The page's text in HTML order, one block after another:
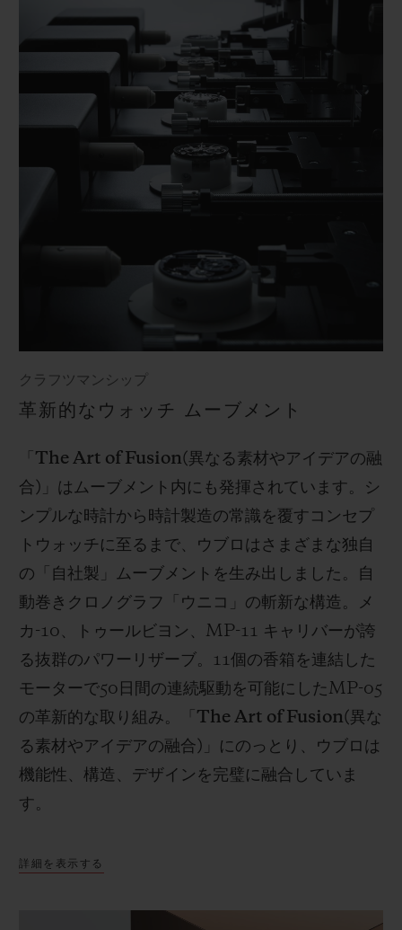
クラフツマンシップ
革新的なウォッチ ムーブメント
The Art of Fusion(異なる素材やアイデアの融
合) 」はムーブメント内にも発揮されています。シ
ンプルな時計から時計製造の常識を覆すコンセプ
トウォッチに至るまで、ウブロはさまざまな独自
の「自社製」ムーブメントを生み出しました。自
動巻きクロノグラフ「ウニコ」の斬新な構造。メ
カ -10 、トゥールビヨン、 MP-11 キャリバーが誇
る抜群のパワーリザーブ。 11個の香箱を連結した
モーターで50 日間の連続駆動を可能にしたMP-05
の革新的な取り組み。「 The Art of Fusion(異な
る素材やアイデアの融合) 」にのっとり、ウブロは
機能性、構造、デザインを完璧に融合していま
す。
詳細を表示する